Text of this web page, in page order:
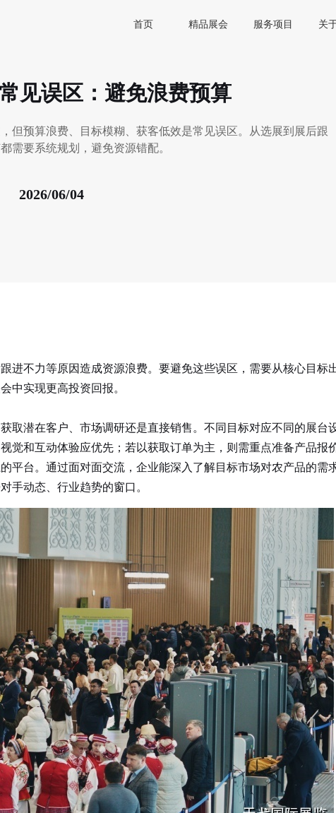
首页 精品展会 服务项目 关
见误区：避免浪费预算
但预算浪费、目标模糊、获客低效是常见误区。从选展到展后跟
需要系统规划，避免资源错配。
2026/06/04
进不力等原因造成资源浪费。要避免这些误区，需要从核心目标
中实现更高投资回报。
取潜在客户、市场调研还是直接销售。不同目标对应不同的展台
和互动体验应优先；若以获取订单为主，则需重点准备产品报
台。通过面对面交流，企业能深入了解目标市场对农产品的需
手动态、行业趋势的窗口。